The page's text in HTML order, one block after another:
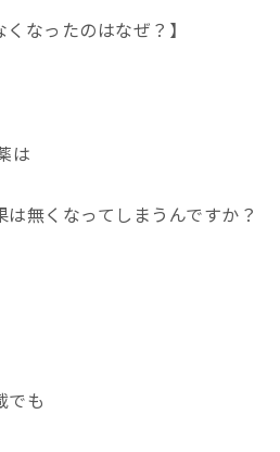
なったのはなぜ？】
は
無くなってしまうんですか？
でも